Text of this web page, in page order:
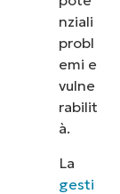
nziali
probl
emi e
vulne
rabilit
à.
La
gesti